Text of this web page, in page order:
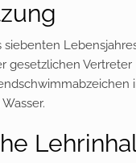
gesetzlichen Vertreter